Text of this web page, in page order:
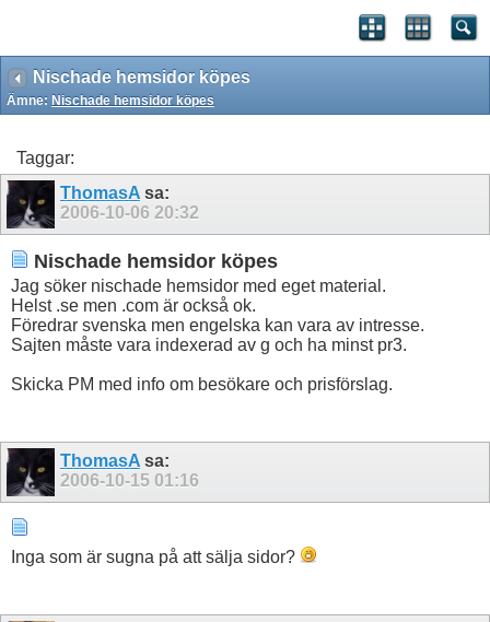
Nischade hemsidor köpes
Ämne: Nischade hemsidor köpes
Taggar:
ThomasA sa:
2006-10-06 20:32
Nischade hemsidor köpes
Jag söker nischade hemsidor med eget material.
Helst .se men .com är också ok.
Föredrar svenska men engelska kan vara av intresse.
Sajten måste vara indexerad av g och ha minst pr3.
Skicka PM med info om besökare och prisförslag.
ThomasA sa:
2006-10-15 01:16
Inga som är sugna på att sälja sidor?